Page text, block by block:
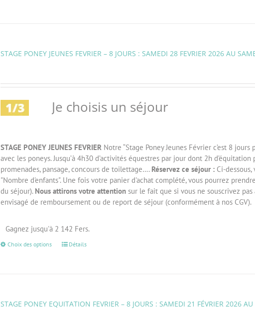
STAGE PONEY JEUNES FEVRIER – 8 JOURS : SAMEDI 28 FEVRIER 2026 AU
Je choisis un séjour
STAGE PONEY JEUNES FEVRIERNotre “Stage Poney Jeunes Février c’est 8
avec les poneys. Jusqu’à 4h30 d’activités équestres par jour dont 2h
promenades, pansage, concours de toilettage…. Réservez ce séjour :Ci-dessous,
"Nombre d'enfants". Une fois votre panier d'achat complété, vous pourrez
du séjour). Nous attirons votre attentionsur le fait que si vous ne souscrivez pas
envisagé de remboursement ou de report de séjour (conformément à nos CGV).
Gagnez jusqu'à 2 142 Fers.
Choix des options Détails
STAGE PONEY EQUITATION FEVRIER – 8 JOURS : SAMEDI 21 FÉVRIER 2026